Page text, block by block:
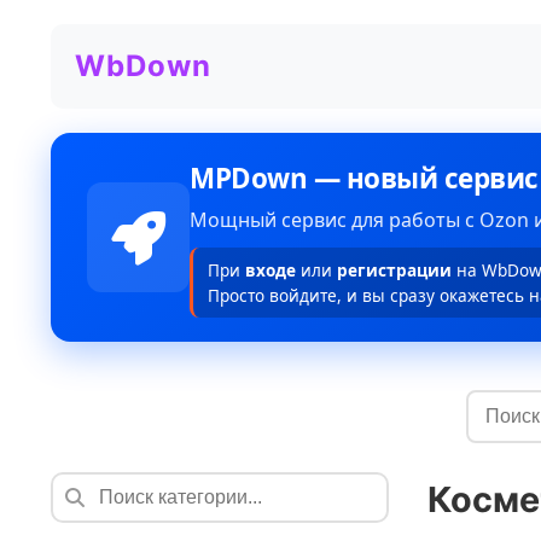
WbDown
MPDown — новый сервис
Мощный сервис для работы с Ozon
При входе или регистрации на
Просто войдите, и вы сразу окажетесь